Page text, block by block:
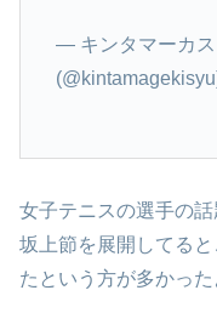
— キンタマーカ
女子テニスの選手の
坂上節を展開してる
たという方が多かっ